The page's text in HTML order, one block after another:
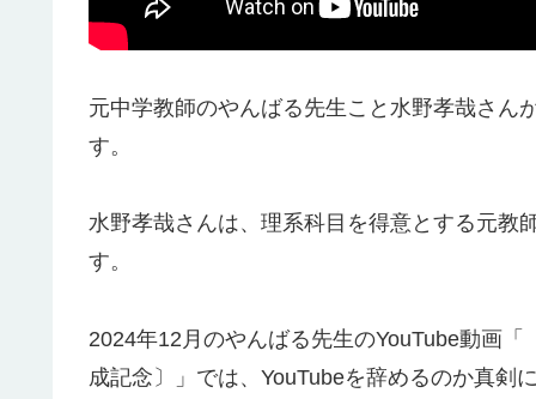
元中学教師のやんばる先生こと水野孝哉さん
す。
水野孝哉さんは、理系科目を得意とする元教
す。
2024年12月のやんばる先生のYouTube動画
成記念〕」では、YouTubeを辞めるのか真剣